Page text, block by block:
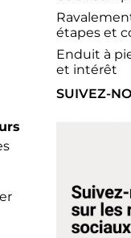
étapes et
Enduit à
et intérêt
SUIVEZ-